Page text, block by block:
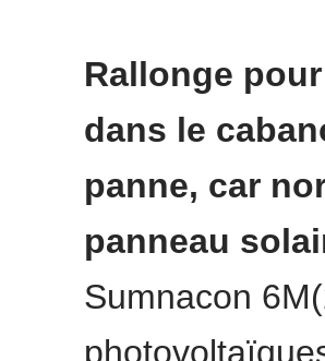
Rallonge
dans le
panne, car
panneau
Sumnacon